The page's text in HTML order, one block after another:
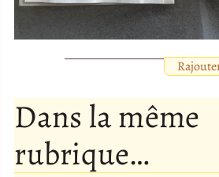
Dans la même
rubrique…